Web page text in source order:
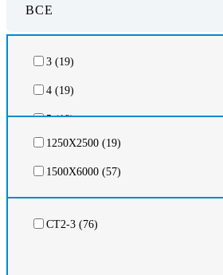
ВСЕ
3 (19)
4 (19)
5 (19)
6 (19)
8 (19)
РАЗМЕР, ММ
ВСЕ
1250Х2500 (19)
1500Х6000 (57)
МАРКА
ВСЕ
СТ2-3 (76)
РЕГИОН